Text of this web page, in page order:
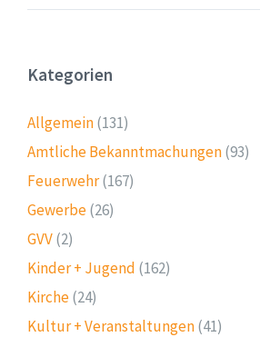
Kategorien
Allgemein(131)
Amtliche Bekanntmachungen(93)
Feuerwehr(167)
Gewerbe(26)
GVV(2)
Kinder + Jugend (162)
Kirche(24)
Kultur + Veranstaltungen(41)